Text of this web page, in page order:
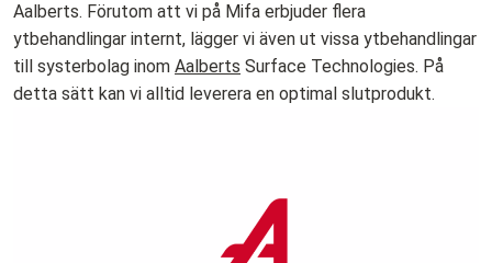
Aalberts. Förutom att vi på Mifa erbjuder flera
ytbehandlingar internt, lägger vi även ut vissa ytbehandlingar
till systerbolag inom Aalberts Surface Technologies. På
detta sätt kan vi alltid leverera en optimal slutprodukt.